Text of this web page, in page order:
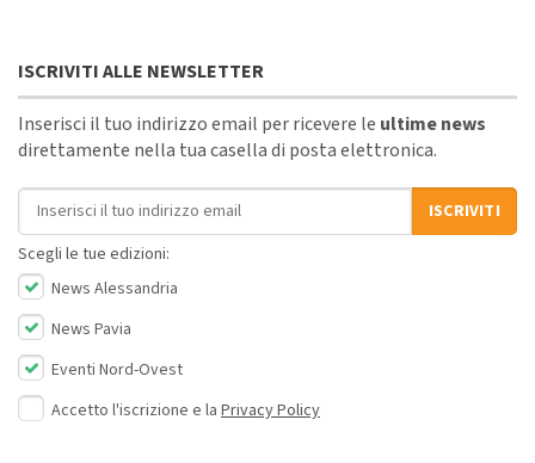
ISCRIVITI ALLE NEWSLETTER
Inserisci il tuo indirizzo email per ricevere le ultime news
direttamente nella tua casella di posta elettronica.
Indirizzo email
ISCRIVITI
Scegli le tue edizioni:
News Alessandria
News Pavia
Eventi Nord-Ovest
Accetto l'iscrizione e la Privacy Policy